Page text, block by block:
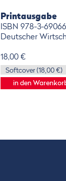
Printausgabe
ISBN 978-3-
Deutscher
18,00 €